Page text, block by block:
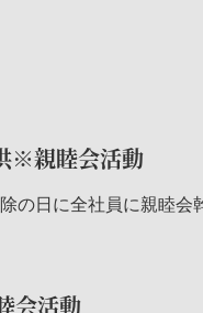
※親睦会活動
の日に全社員に親睦会
会活動